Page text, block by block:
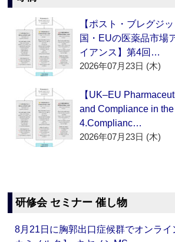
【ポスト・ブレグジ
国・EUの医薬品市場
イアンス】第4回…
2026年07月23日 (木)
【UK–EU
and Compliance in the
4.Complianc…
2026年07月23日 (木)
研修会 セミナー 催し物
8月21日に胸郭出口症候群でオンラ